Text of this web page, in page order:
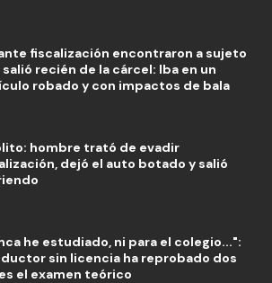
fiscalización encontraron a sujeto
recién de la cárcel: Iba en un
robado y con impactos de bala
hombre trató de evadir
dejó el auto botado y salió
he estudiado, ni para el colegio...":
sin licencia ha reprobado dos
el examen teórico